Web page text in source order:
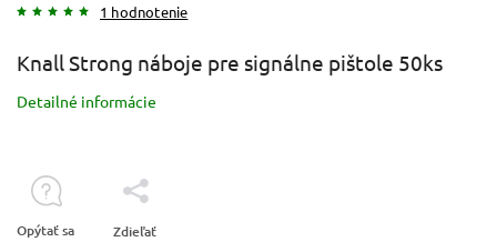
1 hodnotenie
Knall Strong náboje pre signálne pištole 50ks
Detailné informácie
Opýtať sa Zdieľať